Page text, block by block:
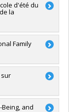
Beauregard
en sciences
d'été du
la
Family
sur
and